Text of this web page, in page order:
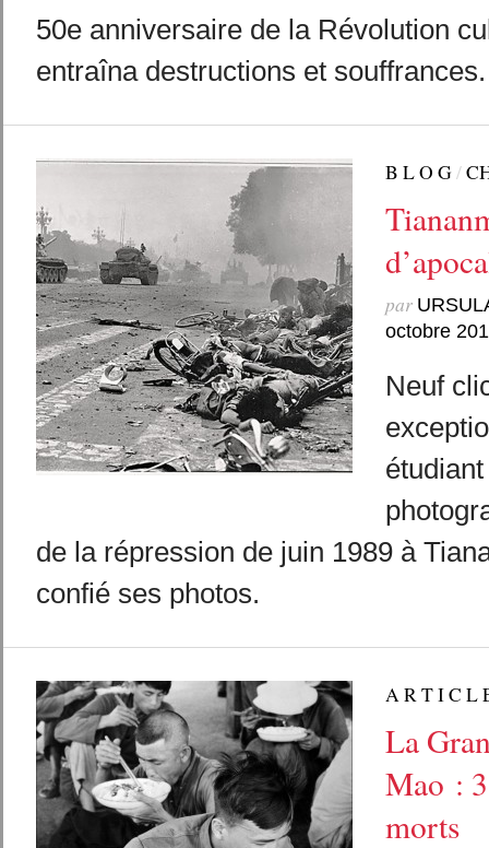
50e anniversaire de la Révolution
entraîna destructions et
B L O G/
par
octobre
Neuf
de la répression de juin 1989 à
confié ses photos.
A R T I C L
La
Mao :
morts